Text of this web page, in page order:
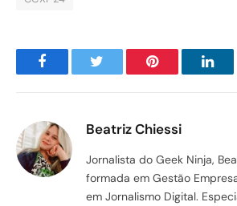
Facebook Pinterest
Beatriz Chiessi
Jornalista do Geek Ninja,
formada em Gestão
em Jornalismo Digital.